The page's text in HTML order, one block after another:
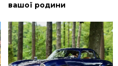
вашої родини